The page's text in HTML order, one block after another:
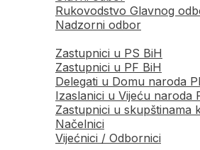
Rukovodstvo Glavnog
Nadzorni odbor
Zastupnici u PS BiH
Zastupnici u PF BiH
Delegati u Domu naroda
Izaslanici u Vijeću naroda
Zastupnici u skupštinama
Načelnici
Vijećnici / Odbornici